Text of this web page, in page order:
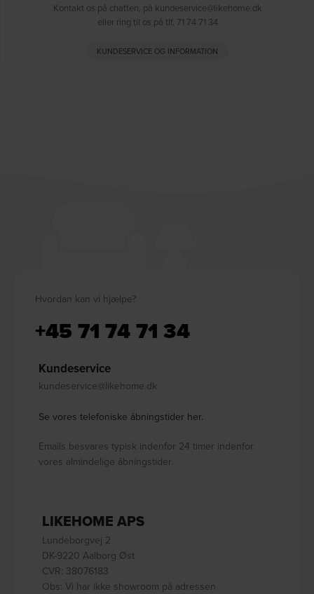
Kontakt os på chatten, på kundeservice@likehome.dk
eller ring til os på tlf. 71 74 71 34
KUNDESERVICE OG INFORMATION
Hvordan kan vi hjælpe?
+45 71 74 71 34
Kundeservice
kundeservice@likehome.dk
Se vores telefoniske åbningstider her.
Emails besvares typisk indenfor 24 timer indenfor
vores almindelige åbningstider.
LIKEHOME APS
Lundeborgvej 2
DK-9220 Aalborg Øst
CVR: 38076183
Obs: Vi har ikke showroom på adressen